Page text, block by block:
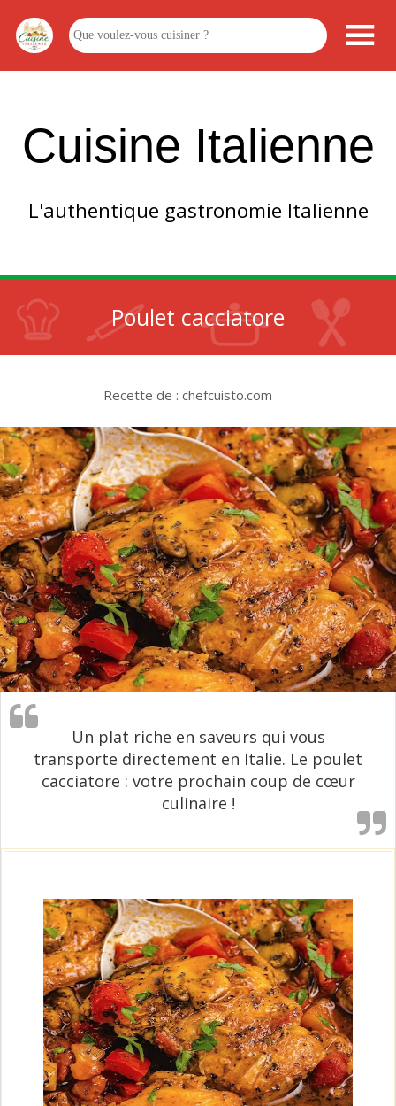
Cuisine Italienne
L'authentique gastronomie Italienne
Poulet cacciatore
Recette de : chefcuisto.com
Un plat riche en saveurs qui vous
transporte directement en Italie. Le poulet
cacciatore : votre prochain coup de cœur
culinaire !